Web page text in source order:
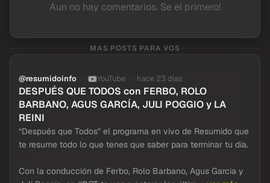
Aun no hay comentarios. Se el primero!
MAS POSTS PARA VOS
@resumidoinfo YouTube hace 23 dias
DESPUÉS QUE TODOS con FERBO, ROLO
BARBANO, AGUS GARCÍA, JULI POGGIO y LA
REINI
“Después que Todos” el programa en vivo de Resumido que
te resume todo lo que tenes que saber para terminar tu día.
Con la conducción de Ferbo, Rolo Barbano, Agus Garcia y